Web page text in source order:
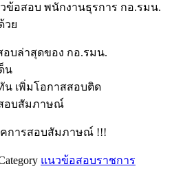
ข้อสอบ พนักงานธุรการ กอ.รมน.
วย
บล่าสุดของ กอ.รมน.
น
น เพิ่มโอกาสสอบติด
สอบสัมภาษณ์
คการสอบสัมภาษณ์ !!!
แนวข้อสอบราชการ